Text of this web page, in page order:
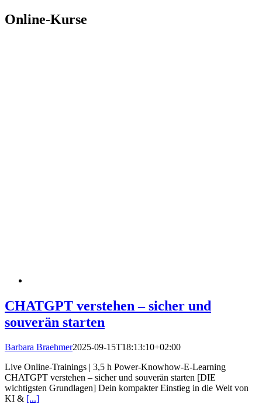
Online-Kurse
CHATGPT verstehen – sicher und
souverän starten
Barbara Braehmer2025-09-15T18:13:10+02:00
Live Online-Trainings | 3,5 h Power-Knowhow-E-Learning
CHATGPT verstehen – sicher und souverän starten [DIE
wichtigsten Grundlagen] Dein kompakter Einstieg in die Welt von
KI & [...]